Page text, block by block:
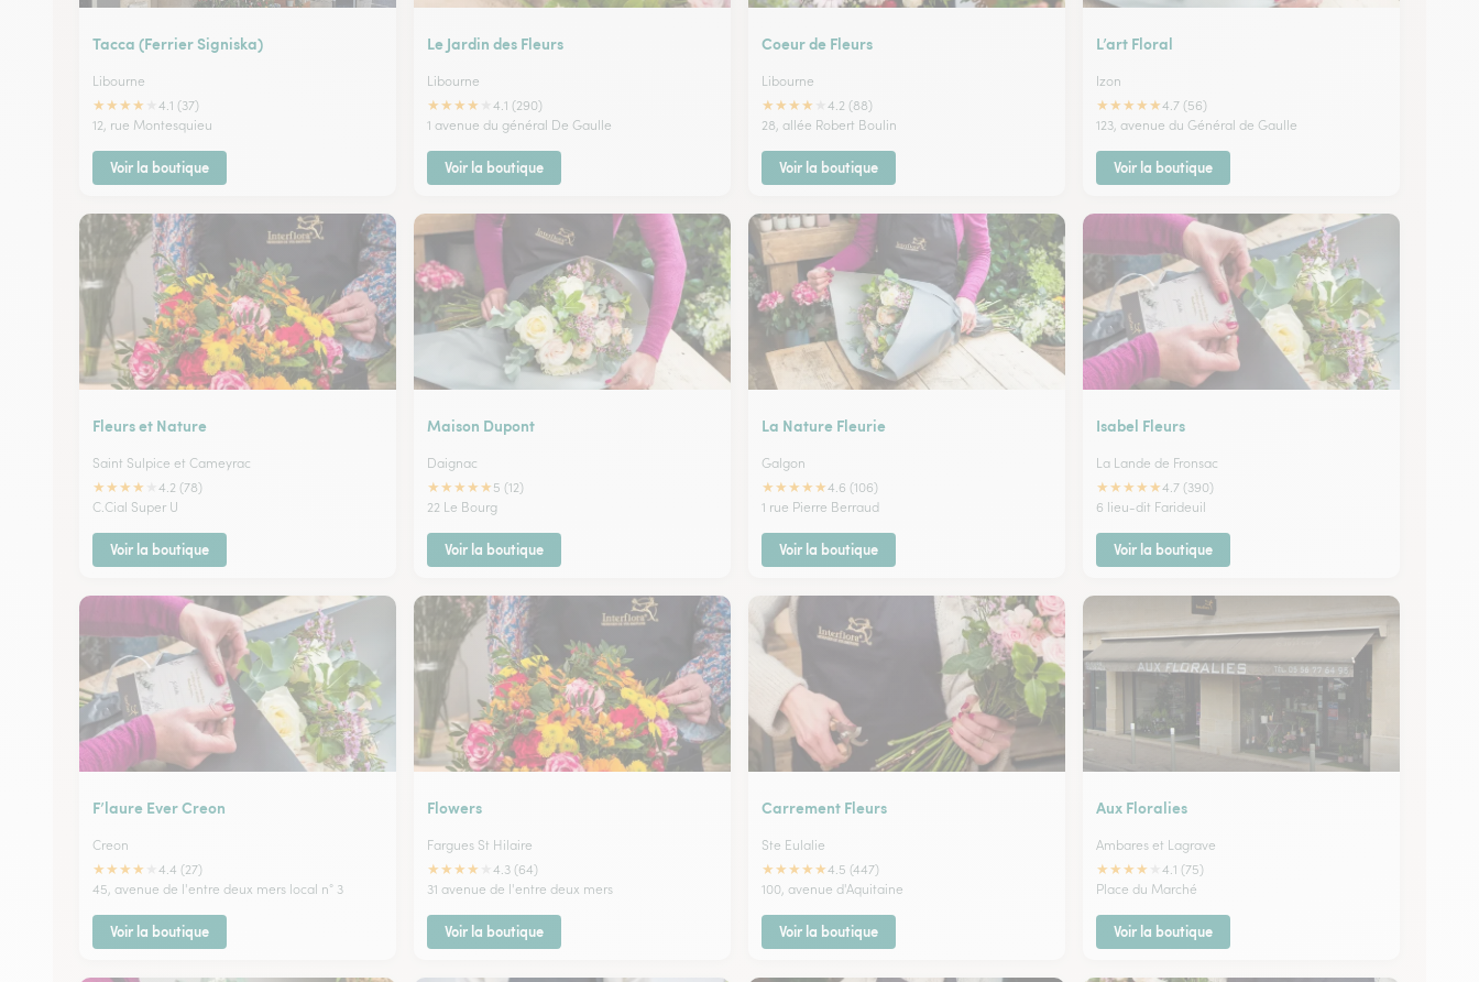
Tacca (Ferrier Signiska)
Libourne
★★★★
4.1 (37)
12, rue Montesquieu
Voir la boutique
Le Jardin des Fleurs
Libourne
★★★★
4.1 (290)
1 avenue du général De Gaulle
Voir la boutique
Coeur de Fleurs
Libourne
★★★★
4.2 (88)
28, allée Robert Boulin
Voir la boutique
L’art Floral
Izon
★★★★★4.7 (56)
123, avenue du Général de Gaulle
Voir la boutique
Fleurs et Nature
Saint Sulpice et Cameyrac
★★★★
4.2 (78)
C.Cial Super U
Voir la boutique
Maison Dupont
Daignac
★★★★★ 5 (12)
22 Le Bourg
Voir la boutique
La Nature Fleurie
Galgon
★★★★★4.6 (106)
1 rue Pierre Berraud
Voir la boutique
Isabel Fleurs
La Lande de Fronsac
★★★★★4.7 (390)
6 lieu-dit Farideuil
Voir la boutique
F’laure Ever Creon
Creon
★★★★
4.4 (27)
45, avenue de l'entre deux mers local n° 3
Voir la boutique
Flowers
Fargues St Hilaire
★★★★
4.3 (64)
31 avenue de l'entre deux mers
Voir la boutique
Carrement Fleurs
Ste Eulalie
★★★★★4.5 (447)
100, avenue d'Aquitaine
Voir la boutique
Aux Floralies
Ambares et Lagrave
★★★★
4.1 (75)
Place du Marché
Voir la boutique